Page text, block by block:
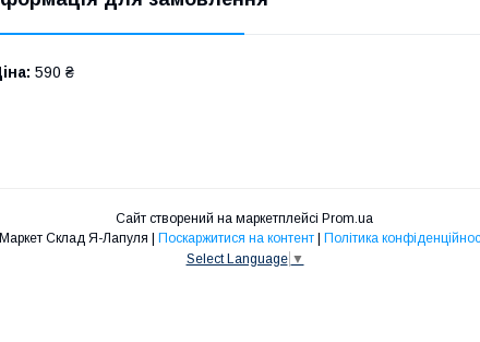
590 ₴
Сайт створений на маркетплейсі Prom.ua
Маркет Склад Я-Лапуля | Поскаржитися на контент | Політика
Select Language ▼